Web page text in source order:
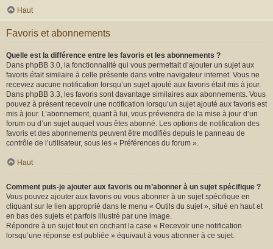
Haut
Favoris et abonnements
Quelle est la différence entre les favoris et les abonnements ?
Dans phpBB 3.0, la fonctionnalité qui vous permettait d’ajouter un sujet aux
favoris était similaire à celle présente dans votre navigateur internet. Vous ne
receviez aucune notification lorsqu’un sujet ajouté aux favoris était mis à jour.
Dans phpBB 3.3, les favoris sont davantage similaires aux abonnements. Vous
pouvez à présent recevoir une notification lorsqu’un sujet ajouté aux favoris est
mis à jour. L’abonnement, quant à lui, vous préviendra de la mise à jour d’un
forum ou d’un sujet auquel vous êtes abonné. Les options de notification des
favoris et des abonnements peuvent être modifiés depuis le panneau de
contrôle de l’utilisateur, sous les « Préférences du forum ».
Haut
Comment puis-je ajouter aux favoris ou m’abonner à un sujet spécifique ?
Vous pouvez ajouter aux favoris ou vous abonner à un sujet spécifique en
cliquant sur le lien approprié dans le menu « Outils du sujet », situé en haut et
en bas des sujets et parfois illustré par une image.
Répondre à un sujet tout en cochant la case « Recevoir une notification
lorsqu’une réponse est publiée » équivaut à vous abonner à ce sujet.